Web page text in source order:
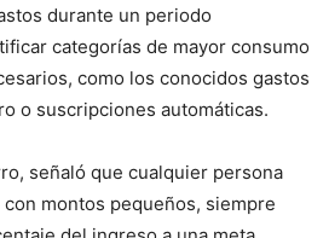
durante un periodo
categorías de mayor consumo
como los conocidos gastos
o suscripciones automáticas.
señaló que cualquier persona
montos pequeños, siempre